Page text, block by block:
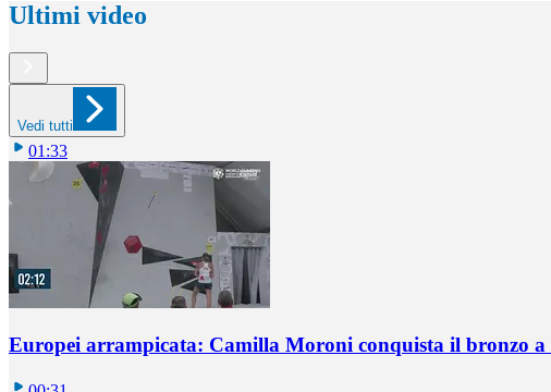
Ultimi video
Vedi tutti
01:33
Europei arrampicata: Camilla Moroni conquista il bronzo a